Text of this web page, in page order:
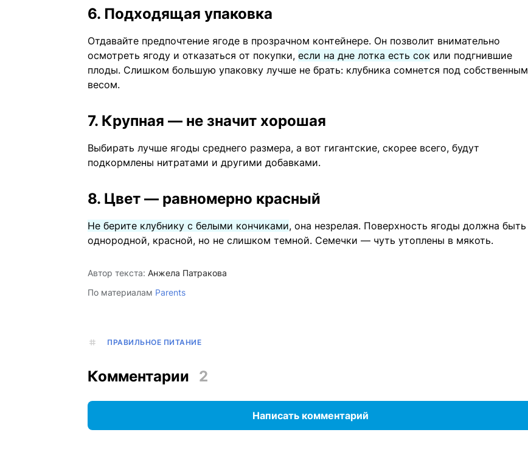
6. Подходящая упаковка
Отдавайте предпочтение ягоде в прозрачном контейнере. Он позволит внимательно
осмотреть ягоду и отказаться от покупки, если на дне лотка есть сок или подгнившие
плоды. Слишком большую упаковку лучше не брать: клубника сомнется под собственным
весом.
7. Крупная — не значит хорошая
Выбирать лучше ягоды среднего размера, а вот гигантские, скорее всего, будут
подкормлены нитратами и другими добавками.
8. Цвет — равномерно красный
Не берите клубнику с белыми кончиками, она незрелая. Поверхность ягоды должна быть
однородной, красной, но не слишком темной. Семечки — чуть утоплены в мякоть.
Автор текста: Анжела Патракова
По материалам Parents
ПРАВИЛЬНОЕ ПИТАНИЕ
Комментарии 2
Написать комментарий